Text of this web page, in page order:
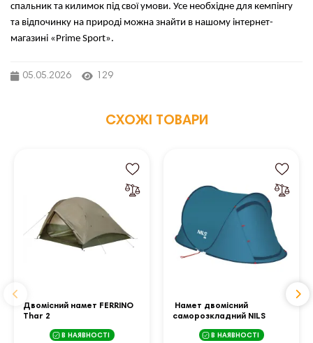
спальник та килимок під свої умови. Усе необхідне для кемпінгу
та відпочинку на природі можна знайти в нашому інтернет-
магазині «Prime Sport».
05.05.2026 129
СХОЖІ ТОВАРИ
Двомісний намет FERRINO
Thar 2
В НАЯВНОСТІ
Намет двомісний
саморозкладний NILS
95 см, синійВ НАЯВНОСТІ